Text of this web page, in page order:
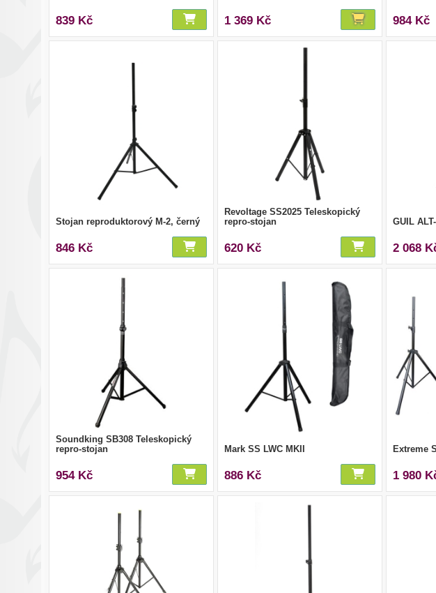
839 Kč 1 369 Kč 984 Kč
Stojan reproduktorový M-2, černý
846 Kč
Revoltage SS2025 Teleskopický
repro-stojan
620 Kč
GUIL
2 068
Soundking SB308 Teleskopický
repro-stojan
954 Kč
Mark SS LWC MKII
886 Kč
Extreme
1 980